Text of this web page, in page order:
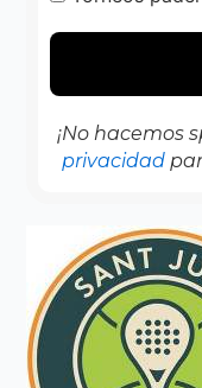
¡No hacemos
privacidad